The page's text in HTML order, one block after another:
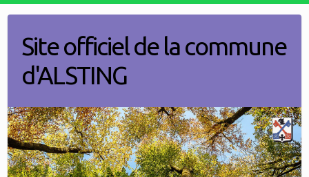
contentSite officiel de la commune
d'ALSTING